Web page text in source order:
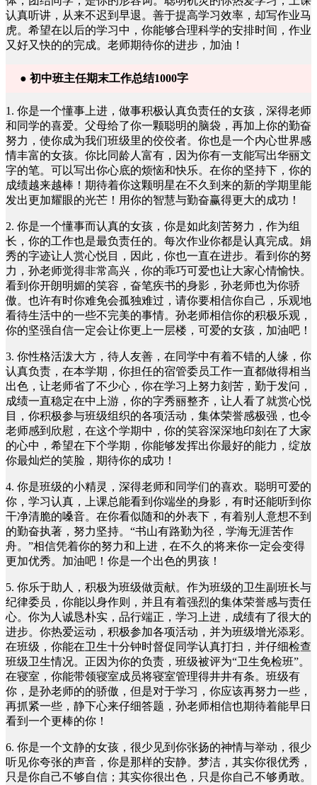
认真听讲，从来不迟到早退。善于提高学习效率，却写作业马
虎。希望在以后的学习中，你能够合理科学的安排时间，作业
又好又快的的完成。老师期待你的进步，加油！
● 初中班主任期末工作总结1000字
1. 你是一个懂事上进，做事积极认真负责任的女孩，深得老师
和同学的喜爱。父母给了你一颗聪明的脑袋，再加上你的勤奋
努力，使你成为我们班级里的佼佼者。你也是一个内心世界感
情丰富的女孩。你比同龄人富有，因为你有一支能写出华丽文
字的笔。可以写出你心底的烦恼和快乐。在你的坚持下，你的
成绩越来越棒！期待着你这颗明星在不久到来的新的学期里能
发出更加耀眼的光芒！用你的智慧与勤奋赢得更大的成功！
2. 你是一个懂事而认真的女孩，你是如此刻苦努力，作为组
长，你的工作也是最负责任的。每次作业你都是认真完成。娟
秀的字迹让人赏心悦目，因此，你也一直在进步。看到你的努
力，孙老师觉得非常高兴，你的乖巧可爱也让大家心情愉快。
看到你开朗明媚的笑容，奋笔疾书的身影，孙老师也为你骄
傲。也许有时你难免会孤独难过，请你要相信你自己，乐观地
看待生活中的一些不完美的事情。孙老师相信你的积极乐观，
你的坚强自信一定会让你更上一层楼，可爱的女孩，加油吧！
3. 你性格活泼大方，待人友善，在同学中有着不错的人缘，你
认真负责，在本学期，你担任的宿管委员工作一直都做得相当
出色，让老师省了不少心，你在学习上努力刻苦，勤于发问，
成绩一直稳定在中上游，你的字秀丽整齐，让人看了就赏心悦
目，你积极参与班级组织的各项活动，集体荣誉感极强，也令
老师感到欣慰，在这个学期中，你的笑容深深地印刻在了大家
的心中，希望在下个学期，你能够发挥出你最好的能力，绽放
你最灿烂的笑脸，期待你的成功！
4. 你是班级的小精灵，深得老师和同学们的喜欢。聪明可爱的
你，学习认真，上课总能看到你端坐的身影，有时还能听到你
干净清脆的嗓音。在你看似随和的外表下，有着别人意想不到
的勤奋执著，努力坚持。“书山有路勤为径，学海无涯苦作
舟。”相信凭着你的努力和上进，在不久的将来你一定会变得
更加优秀。加油吧！你是一个出色的男孩！
5. 你乐于助人，积极为班级做贡献。作为班级的卫生副班长与
纪律委员，你能以身作则，并且有着强烈的集体荣誉感与责任
心。你为人诚恳朴实，品行端正，学习上进，成绩有了很大的
进步。你热爱运动，积极参加各项活动，并为班级增光添彩。
在班级，你能在卫生十分钟时督促同学认真打扫，并仔细检查
班级卫生情况。正因为你的负责，班级被评为“卫生免检班”。
在寝室，你能带领寝室成员将寝室管理得井井有条。班级有
你，是孙老师的的骄傲，但是对于学习，你应该再努力一些，
再抓紧一些，静下心来仔细答题，孙老师相信也期待着能早日
看到一个更棒的你！
6. 你是一个文静的女孩，很少见到你张扬的神情与举动，很少
听见你夸张的声音，你是那样的安静。梦洁，其实你很优秀，
只是你自己不够自信；其实你很出色，只是你自己不够勇敢。